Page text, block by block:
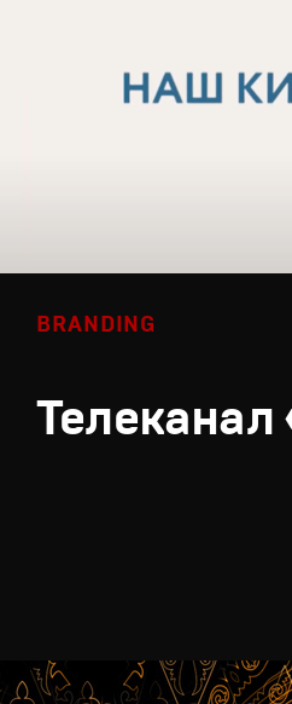
BRANDING